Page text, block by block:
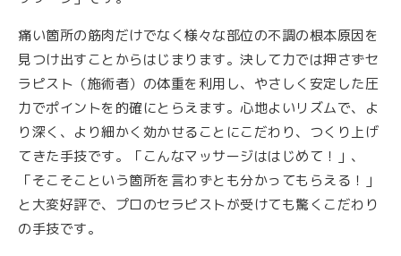
痛い箇所の筋肉だけでなく様々な部位の不調の根本原因を
見つけ出すことからはじまります。決して力では押さずセ
ラピスト（施術者）の体重を利用し、やさしく安定した圧
力でポイントを的確にとらえます。心地よいリズムで、よ
り深く、より細かく効かせることにこだわり、つくり上げ
てきた手技です。「こんなマッサージははじめて！」、
「そこそこという箇所を言わずとも分かってもらえる！」
と大変好評で、プロのセラピストが受けても驚くこだわり
の手技です。